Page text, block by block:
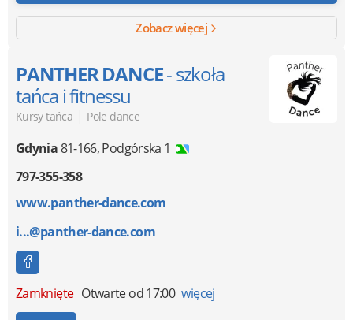
Zobacz więcej
PANTHER DANCE- szkoła
tańca i fitnessu
Kursy tańca | Pole dance
Gdynia81-166,Podgórska 1
797-355-358
www.panther-dance.com
i...@panther-dance.com
Zamknięte Otwarte od 17:00 więcej